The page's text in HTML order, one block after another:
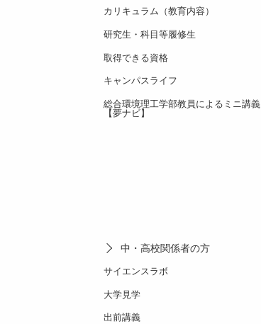
カリキュラム（教育内容）
研究生・科目等履修生
取得できる資格
キャンパスライフ
総合環境理工学部教員によるミニ講義
【夢ナビ】
中・高校関係者の方
サイエンスラボ
大学見学
出前講義